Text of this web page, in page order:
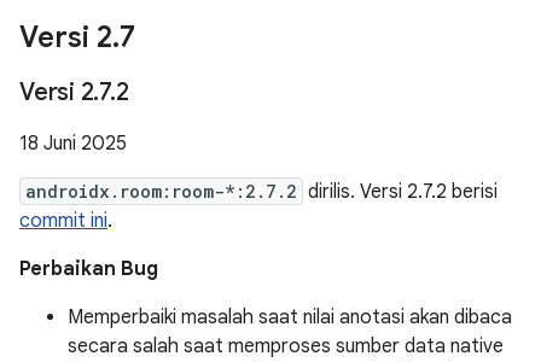
Versi 2.7
Versi 2.7.2
18 Juni 2025
androidx.room:room-*:2.7.2 dirilis. Versi 2.7.2 berisi
commit ini.
Perbaikan Bug
Memperbaiki masalah saat nilai anotasi akan dibaca
secara salah saat memproses sumber data native